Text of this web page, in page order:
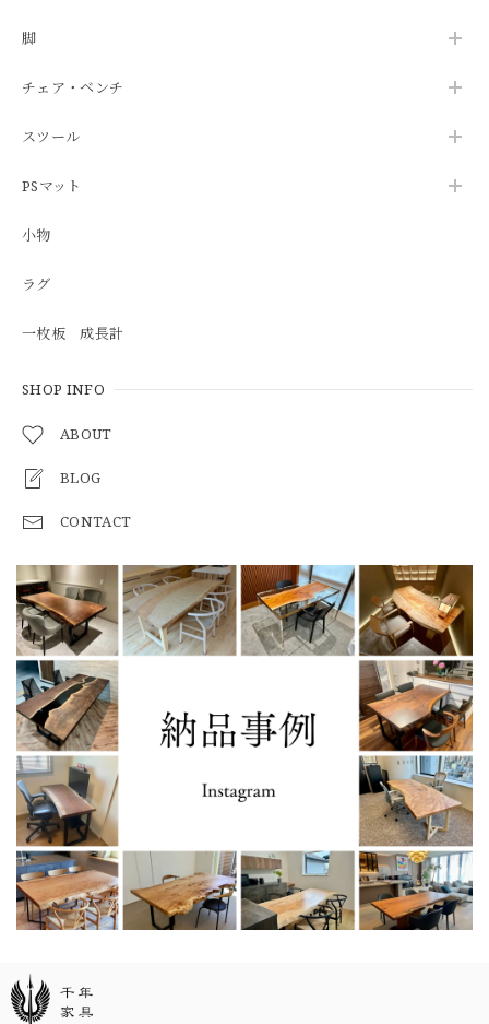
脚
チェア・ベンチ
スツール
PSマット
小物
ラグ
一枚板 成長計
SHOP INFO
ABOUT
BLOG
CONTACT